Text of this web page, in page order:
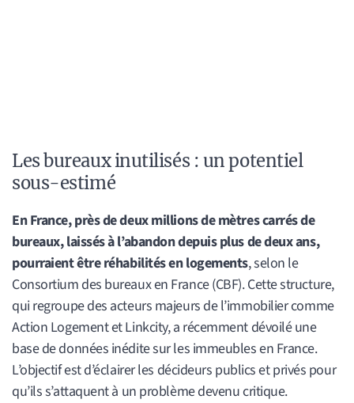
Les bureaux inutilisés : un potentiel
sous-estimé
En France, près de deux millions de mètres carrés de
bureaux, laissés à l’abandon depuis plus de deux ans,
pourraient être réhabilités en logements, selon le
Consortium des bureaux en France (CBF). Cette structure,
qui regroupe des acteurs majeurs de l’immobilier comme
Action Logement et Linkcity, a récemment dévoilé une
base de données inédite sur les immeubles en France.
L’objectif est d’éclairer les décideurs publics et privés pour
qu’ils s’attaquent à un problème devenu critique.